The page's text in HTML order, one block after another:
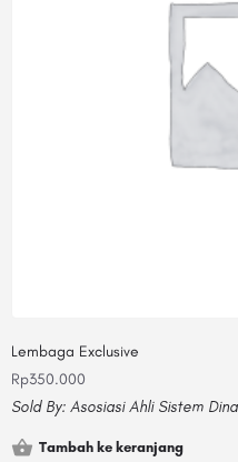
Lembaga Exclusive
Rp350.000
Sold By: Asosiasi Ahli Sistem
Tambah ke keranjang